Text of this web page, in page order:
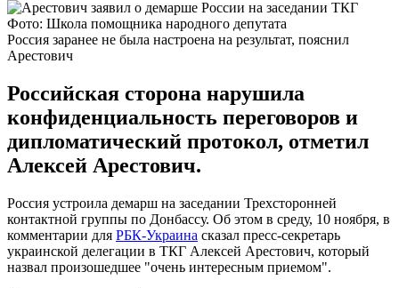
Фото: Школа помощника народного депутата
Россия заранее не была настроена на результат, пояснил
Арестович
Российская сторона нарушила
конфиденциальность переговоров и
дипломатический протокол, отметил
Алексей Арестович.
Россия устроила демарш на заседании Трехсторонней
контактной группы по Донбассу. Об этом в среду, 10 ноября, в
комментарии для РБК-Украина сказал пресс-секретарь
украинской делегации в ТКГ Алексей Арестович, который
назвал произошедшее "очень интересным приемом".